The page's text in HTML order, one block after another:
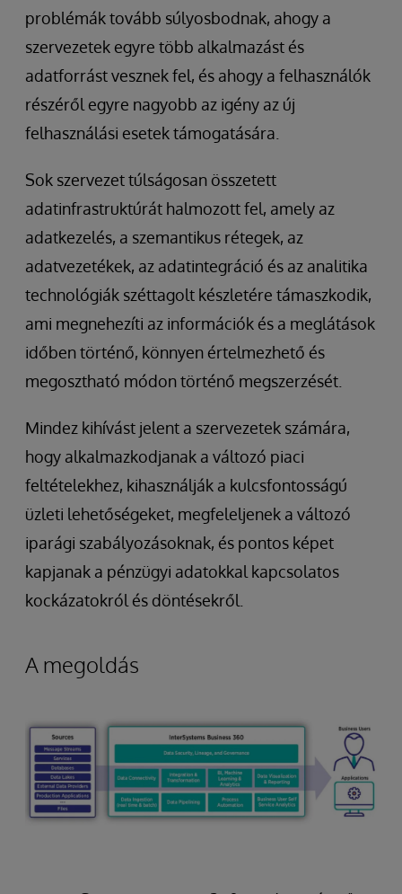
problémák tovább súlyosbodnak, ahogy a
szervezetek egyre több alkalmazást és
adatforrást vesznek fel, és ahogy a felhasználók
részéről egyre nagyobb az igény az új
felhasználási esetek támogatására.
Sok szervezet túlságosan összetett
adatinfrastruktúrát halmozott fel, amely az
adatkezelés, a szemantikus rétegek, az
adatvezetékek, az adatintegráció és az analitika
technológiák széttagolt készletére támaszkodik,
ami megnehezíti az információk és a meglátások
időben történő, könnyen értelmezhető és
megosztható módon történő megszerzését.
Mindez kihívást jelent a szervezetek számára,
hogy alkalmazkodjanak a változó piaci
feltételekhez, kihasználják a kulcsfontosságú
üzleti lehetőségeket, megfeleljenek a változó
iparági szabályozásoknak, és pontos képet
kapjanak a pénzügyi adatokkal kapcsolatos
kockázatokról és döntésekről.
A megoldás